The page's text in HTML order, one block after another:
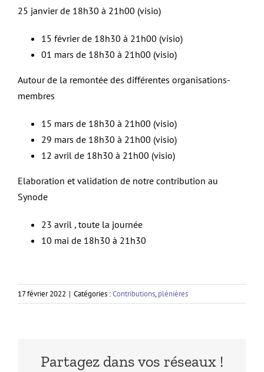
25 janvier de 18h30 à 21h00 (visio)
15 février de 18h30 à 21h00 (visio)
01 mars de 18h30 à 21h00 (visio)
Autour de la remontée des différentes organisations-
membres
15 mars de 18h30 à 21h00 (visio)
29 mars de 18h30 à 21h00 (visio)
12 avril de 18h30 à 21h00 (visio)
Elaboration et validation de notre contribution au
Synode
23 avril , toute la journée
10 mai de 18h30 à 21h30
17 février 2022 | Catégories :Contributions,plénières
Partagez dans vos réseaux !